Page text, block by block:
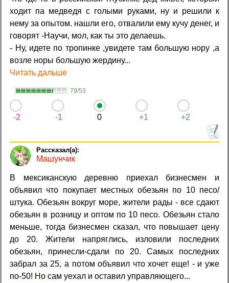
ходит па медведя с голыми руками, ну и решили к
нему за опытом. нашли его, отвалили ему кучу денег, и
говорят -Научи, мол, как ты это делаешь.
- Ну, идете по тропинке ,увидете там большую нору ,а
возле норы большую жердину...
Читать дальше
79/53
-2 -1 0 +1 +2
Машунчик
В мексиканскую деревню приехал бизнесмен и
объявил что покупает местных обезьян по 10 песо/
штука. Обезьян вокруг море, жители рады - все сдают
обезьян в розницу и оптом по 10 песо. Обезьян стало
меньше, тогда бизнесмен сказал, что повышает цену
до 20. Жители напряглись, изловили последних
обезьян, принесли-сдали по 20. Самых последних
забрал за 25, а потом объявил что хочет еще! - и уже
по-50! Но сам уехал и оставил управляющего...